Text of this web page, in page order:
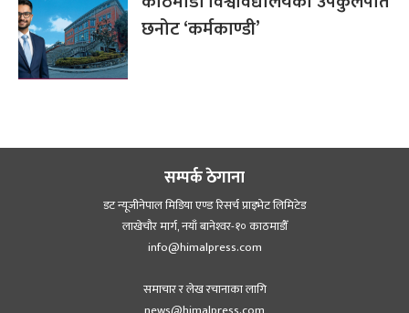
छनोट ‘कर्मकाण्डी’
सम्पर्क ठेगाना
डट न्यूजीनेपाल मिडिया एण्ड रिसर्च प्राइभेट लिमिटेड
लाखेचौर मार्ग, नयाँ बानेश्‍वर-१० काठमाडौँ
info@himalpress.com
समाचार र लेख रचानाका लागि